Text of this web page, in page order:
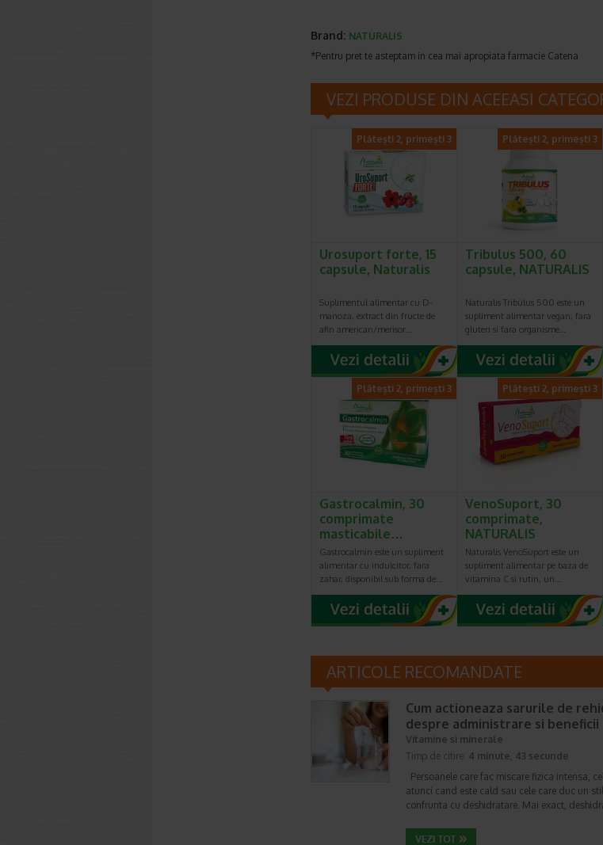
Brand: NATURALIS
*Pentru pret te asteptam in cea mai apropiata farmacie Catena
VEZI PRODUSE DIN ACEEASI
Plătești 2, primești 3
Urosuport forte, 15
capsule, Naturalis
Suplimentul alimentar cu D-
manoza, extract din fructe de
afin american/merisor…
Plătești 2, primești 3
Tribulus 500, 60
capsule, NATURALIS
Naturalis Tribulus 500 este un
supliment alimentar vegan, fara
gluten si fara organisme…
Plătești 2, primești 3
Gastrocalmin, 30
comprimate
masticabile…
Gastrocalmin este un supliment
alimentar cu indulcitor, fara
zahar, disponibil sub forma de…
Plătești 2, primești 3
VenoSuport, 30
comprimate,
NATURALIS
Naturalis VenoSuport este un
supliment alimentar pe baza de
vitamina C si rutin, un…
ARTICOLE RECOMANDATE
Cum actioneaza sarurile de
despre administrare si beneficii
Vitamine si minerale
Timp de citire: 4 minute, 43 secunde
Persoanele care fac miscare fizica intensa,
atunci cand este cald sau cele care duc un
confrunta cu deshidratare. Mai exact,